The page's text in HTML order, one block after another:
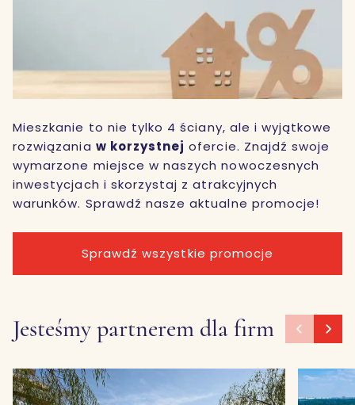
Mieszkanie to nie tylko 4 ściany, ale i wyjątkowe
rozwiązania w korzystnej ofercie. Znajdź swoje
wymarzone miejsce w naszych nowoczesnych
inwestycjach i skorzystaj z atrakcyjnych
warunków. Sprawdź nasze aktualne promocje!
Sprawdź wszystkie promocje
Jesteśmy partnerem dla firm